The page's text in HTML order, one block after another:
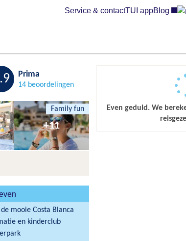
Service & contactTUI appBlog
Family fun
Prima
14 beoordelingen
+11
mooie Costa Blanca
en kinderclub
Even geduld. We